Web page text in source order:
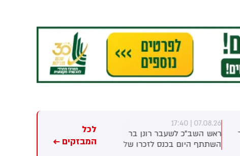
07.08.26 | 17:40
ראש השב"כ לשעבר רונן בר
השתתף היום בכנס לזכרו של
חברת הנפט הלאומית של אבו
דאבי טוענת: מאז תחילת
לכל
המבזקים ←